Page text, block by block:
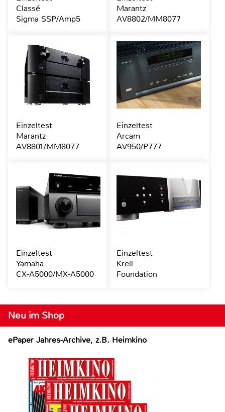
Neu im Shop
ePaper Jahres-Archive, z.B. Heimkino
Classé
Sigma SSP/Amp5
Marantz
AV8802/MM8077
Einzeltest
Marantz
AV8801/MM8077
Einzeltest
Arcam
AV950/P777
Einzeltest
Yamaha
CX-A5000/MX-A5000
Einzeltest
Krell
Foundation